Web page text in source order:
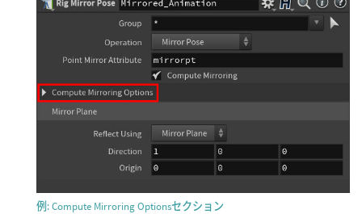
例: Compute Mirroring Optionsセクション